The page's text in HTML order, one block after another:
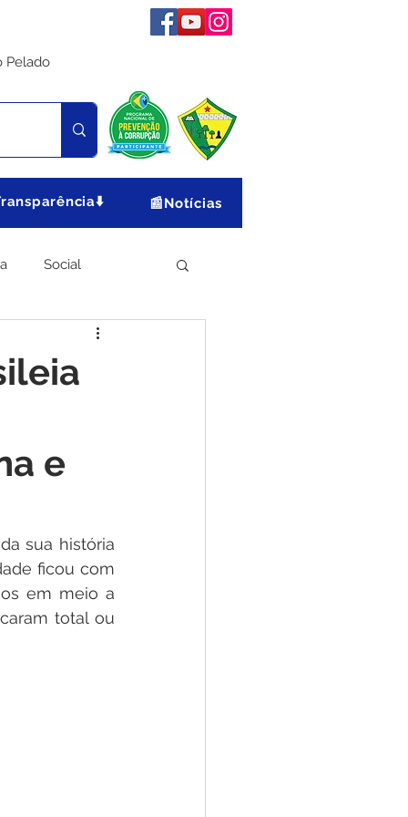
Pelado
📰Notícias
Social
Meio Ambiente
e
sua história
ficou com
em meio a
total ou